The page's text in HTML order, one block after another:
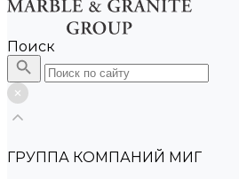
Поиск
ГРУППА КОМПАНИЙ МИГ